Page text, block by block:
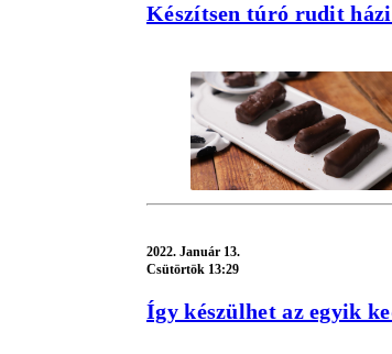
Készítsen túró rudit
2022. Január 13.
Csütörtök 13:29
Így készülhet az egyik